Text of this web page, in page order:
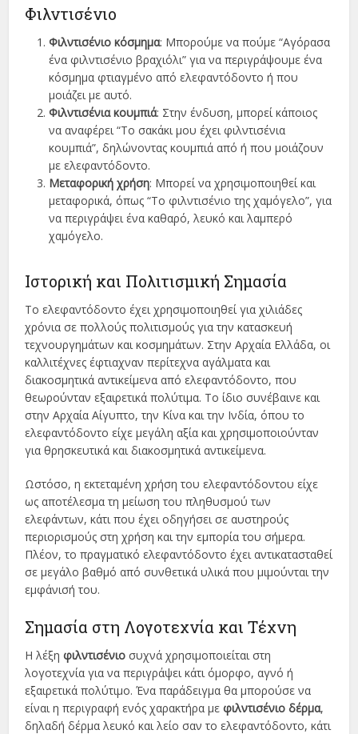
Φιλντισένιο
Φιλντισένιο κόσμημα: Μπορούμε να πούμε “Αγόρασα
ένα φιλντισένιο βραχιόλι” για να περιγράψουμε ένα
κόσμημα φτιαγμένο από ελεφαντόδοντο ή που
μοιάζει με αυτό.
Φιλντισένια κουμπιά: Στην ένδυση, μπορεί κάποιος
να αναφέρει “Το σακάκι μου έχει φιλντισένια
κουμπιά”, δηλώνοντας κουμπιά από ή που μοιάζουν
με ελεφαντόδοντο.
Μεταφορική χρήση: Μπορεί να χρησιμοποιηθεί και
μεταφορικά, όπως “Το φιλντισένιο της χαμόγελο”, για
να περιγράψει ένα καθαρό, λευκό και λαμπερό
χαμόγελο.
Ιστορική και Πολιτισμική Σημασία
Το ελεφαντόδοντο έχει χρησιμοποιηθεί για χιλιάδες
χρόνια σε πολλούς πολιτισμούς για την κατασκευή
τεχνουργημάτων και κοσμημάτων. Στην Αρχαία Ελλάδα, οι
καλλιτέχνες έφτιαχναν περίτεχνα αγάλματα και
διακοσμητικά αντικείμενα από ελεφαντόδοντο, που
θεωρούνταν εξαιρετικά πολύτιμα. Το ίδιο συνέβαινε και
στην Αρχαία Αίγυπτο, την Κίνα και την Ινδία, όπου το
ελεφαντόδοντο είχε μεγάλη αξία και χρησιμοποιούνταν
για θρησκευτικά και διακοσμητικά αντικείμενα.
Ωστόσο, η εκτεταμένη χρήση του ελεφαντόδοντου είχε
ως αποτέλεσμα τη μείωση του πληθυσμού των
ελεφάντων, κάτι που έχει οδηγήσει σε αυστηρούς
περιορισμούς στη χρήση και την εμπορία του σήμερα.
Πλέον, το πραγματικό ελεφαντόδοντο έχει αντικατασταθεί
σε μεγάλο βαθμό από συνθετικά υλικά που μιμούνται την
εμφάνισή του.
Σημασία στη Λογοτεχνία και Τέχνη
Η λέξηφιλντισένιο συχνά χρησιμοποιείται στη
λογοτεχνία για να περιγράψει κάτι όμορφο, αγνό ή
εξαιρετικά πολύτιμο. Ένα παράδειγμα θα μπορούσε να
είναι η περιγραφή ενός χαρακτήρα μεφιλντισένιο δέρμα,
δηλαδή δέρμα λευκό και λείο σαν το ελεφαντόδοντο, κάτι